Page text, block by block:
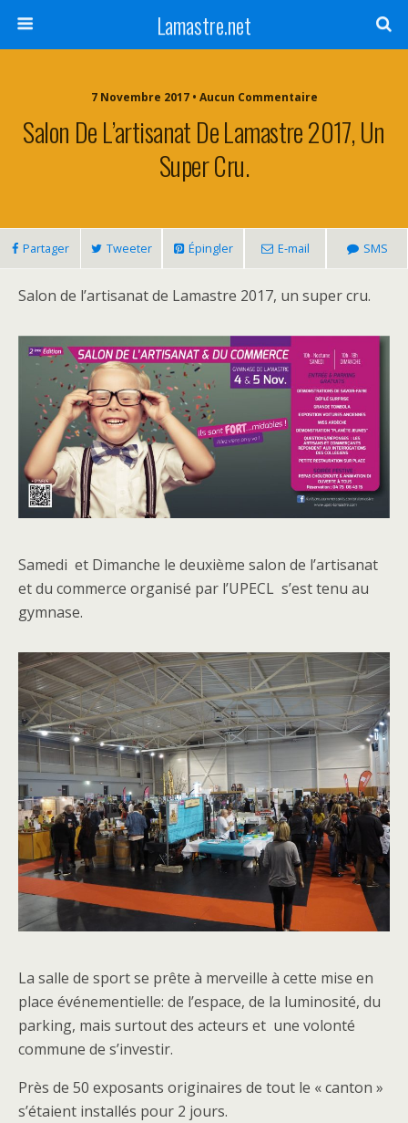
Lamastre.net
7 Novembre 2017 • Aucun Commentaire
Salon De L’artisanat De Lamastre 2017, Un
Super Cru.
Partager Tweeter Épingler E-mail SMS
Salon de l’artisanat de Lamastre 2017, un super cru.
Samedi et Dimanche le deuxième salon de l’artisanat
et du commerce organisé par l’UPECL s’est tenu au
gymnase.
La salle de sport se prête à merveille à cette mise en
place événementielle: de l’espace, de la luminosité, du
parking, mais surtout des acteurs et une volonté
commune de s’investir.
Près de 50 exposants originaires de tout le « canton »
s’étaient installés pour 2 jours.